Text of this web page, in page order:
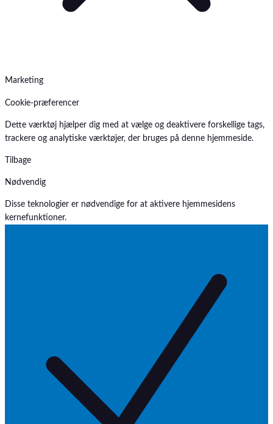
Marketing
Cookie-præferencer
Dette værktøj hjælper dig med at vælge og deaktivere forskellige tags,
trackere og analytiske værktøjer, der bruges på denne hjemmeside.
Tilbage
Nødvendig
Disse teknologier er nødvendige for at aktivere hjemmesidens
kernefunktioner.